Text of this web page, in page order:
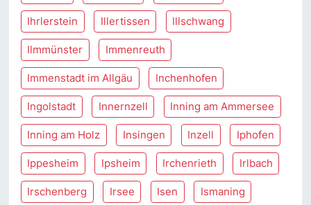
Ihrlerstein Illertissen Illschwang
Ilmmünster Immenreuth
Immenstadt im Allgäu Inchenhofen
Ingolstadt Innernzell Inning am Ammersee
Inning am Holz Insingen Inzell Iphofen
Ippesheim Ipsheim Irchenrieth Irlbach
Irschenberg Irsee Isen Ismaning